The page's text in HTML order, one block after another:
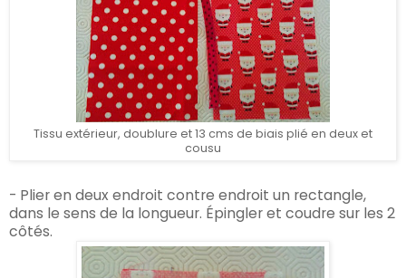
Tissu extérieur, doublure et 13 cms de biais plié en deux et
cousu
- Plier en deux endroit contre endroit un rectangle,
dans le sens de la longueur. Épingler et coudre sur les 2
côtés.